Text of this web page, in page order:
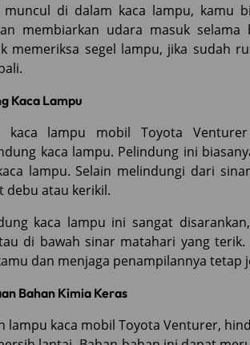
muncul di dalam kaca lampu, kamu
membiarkan udara masuk
memeriksa segel lampu, jika sudah
Kaca Lampu
kaca lampu mobil Toyota
kaca lampu. Pelindung ini
lampu. Selain melindungi dari
debu atau kerikil.
kaca lampu ini sangat
di bawah sinar matahari yang
dan menjaga penampilannya tetap
Bahan Kimia Keras
lampu kaca mobil Toyota Venturer,